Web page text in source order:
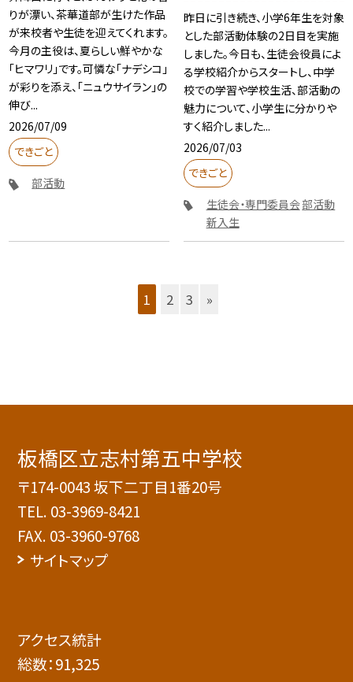
りが漂い、茶華道部が生けた作品
が来校者や生徒を迎えてくれます。
今月の主役は、夏らしい鮮やかな
「ヒマワリ」です。可憐な「ナデシコ」
が彩りを添え、「ニュウサイラン」の
伸び...
2026/07/09
できごと
部活動
昨日に引き続き、小学6年生を対象
とした部活動体験の2日目を実施
しました。今日も、生徒会役員によ
る学校紹介からスタートし、中学
校での学習や学校生活、部活動の
魅力について、小学生に分かりや
すく紹介しました...
2026/07/03
できごと
生徒会・専門委員会部活動
新入生
1 2 3 »
板橋区立志村第五中学校
〒174-0043 坂下二丁目1番20号
TEL. 03-3969-8421
FAX. 03-3960-9768
サイトマップ
アクセス統計
総数：91,325